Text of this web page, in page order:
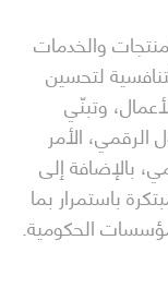
والخدمات
لتحسين
وتبنّي
الرقمي، الأمر
بالإضافة إلى
باستمرار بما
الحكومية.